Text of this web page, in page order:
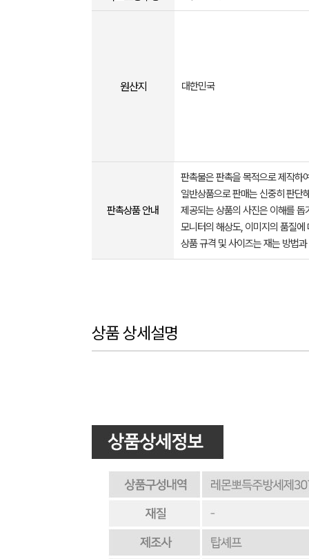
원산지 대한민국
판촉상품 안내
판촉물은 판촉을 목적으로 제작하
일반상품으로 판매는 신중히 판단
제공되는 상품의 사진은 이해를
모니터의 해상도, 이미지의 품질
상품 규격 및 사이즈는 재는 방법
상품 상세설명